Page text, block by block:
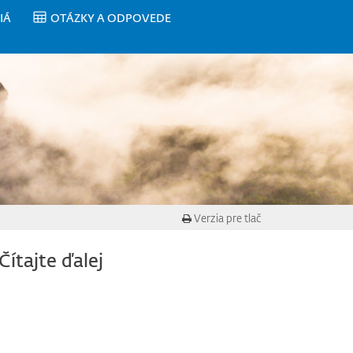
OTÁZKY A ODPOVEDE
Verzia pre tlač
ďalej